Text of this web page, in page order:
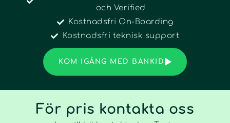
och Verified
Kostnadsfri On-Boarding
Kostnadsfri teknisk support
KOM IGÅNG MED BANKID
För pris kontakta oss